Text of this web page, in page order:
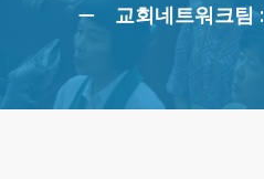
교회네트워크팀 :